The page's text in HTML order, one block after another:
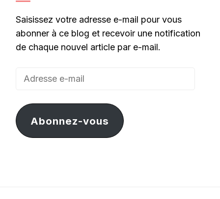
Saisissez votre adresse e-mail pour vous
abonner à ce blog et recevoir une notification
de chaque nouvel article par e-mail.
Adresse
mail
Abonnez-vous